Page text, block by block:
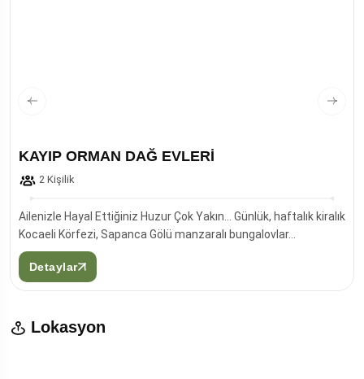
KAYIP ORMAN DAĞ EVLERİ
2 Kişilik
Ailenizle Hayal Ettiğiniz Huzur Çok Yakın… Günlük, haftalık kiralık
Kocaeli Körfezi, Sapanca Gölü manzaralı bungalovlar…
Detaylar
Lokasyon